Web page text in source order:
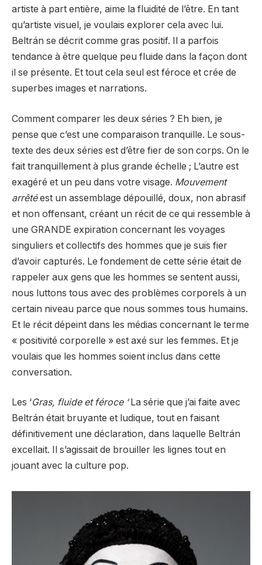
artiste à part entière, aime la fluidité de l’être. En tant
qu’artiste visuel, je voulais explorer cela avec lui.
Beltrán se décrit comme gras positif. Il a parfois
tendance à être quelque peu fluide dans la façon dont
il se présente. Et tout cela seul est féroce et crée de
superbes images et narrations.
Comment comparer les deux séries ? Eh bien, je
pense que c’est une comparaison tranquille. Le sous-
texte des deux séries est d’être fier de son corps. On le
fait tranquillement à plus grande échelle ; L’autre est
exagéré et un peu dans votre visage. Mouvement
arrêtéest un assemblage dépouillé, doux, non abrasif
et non offensant, créant un récit de ce qui ressemble à
une GRANDE expiration concernant les voyages
singuliers et collectifs des hommes que je suis fier
d’avoir capturés. Le fondement de cette série était de
rappeler aux gens que les hommes se sentent aussi,
nous luttons tous avec des problèmes corporels à un
certain niveau parce que nous sommes tous humains.
Et le récit dépeint dans les médias concernant le terme
« positivité corporelle » est axé sur les femmes. Et je
voulais que les hommes soient inclus dans cette
conversation.
Les ‘Gras, fluide et féroce ‘La série que j’ai faite avec
Beltrán était bruyante et ludique, tout en faisant
définitivement une déclaration, dans laquelle Beltrán
excellait. Il s’agissait de brouiller les lignes tout en
jouant avec la culture pop.